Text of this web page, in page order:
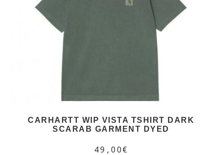
CARHARTT WIP VISTA TSHIRT DARK
SCARAB GARMENT DYED
49,00€